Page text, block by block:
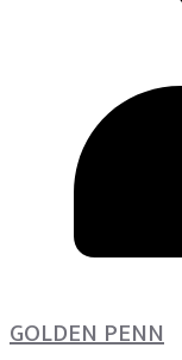
GOLDEN PENN